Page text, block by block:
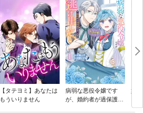
【タテヨミ】あなたは
もういりません
病弱な悪役令嬢です
が、婚約者が過保護す
妹